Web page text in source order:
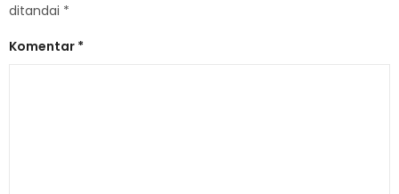
ditandai *
Komentar *